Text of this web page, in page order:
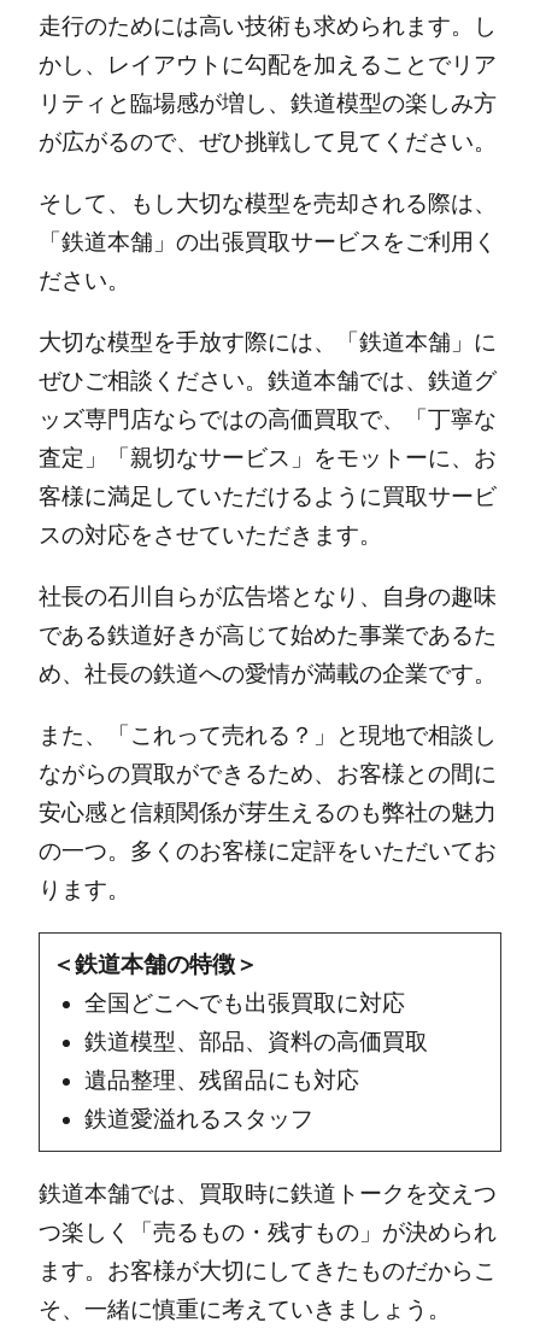
走行のためには高い技術も求められます。し
かし、レイアウトに勾配を加えることでリア
リティと臨場感が増し、鉄道模型の楽しみ方
が広がるので、ぜひ挑戦して見てください。
そして、もし大切な模型を売却される際は、
「鉄道本舗」の出張買取サービスをご利用く
ださい。
大切な模型を手放す際には、「鉄道本舗」に
ぜひご相談ください。鉄道本舗では、鉄道グ
ッズ専門店ならではの高価買取で、「丁寧な
査定」「親切なサービス」をモットーに、お
客様に満足していただけるように買取サービ
スの対応をさせていただきます。
社長の石川自らが広告塔となり、自身の趣味
である鉄道好きが高じて始めた事業であるた
め、社長の鉄道への愛情が満載の企業です。
また、「これって売れる？」と現地で相談し
ながらの買取ができるため、お客様との間に
安心感と信頼関係が芽生えるのも弊社の魅力
の一つ。多くのお客様に定評をいただいてお
ります。
＜鉄道本舗の特徴＞
全国どこへでも出張買取に対応
鉄道模型、部品、資料の高価買取
遺品整理、残留品にも対応
鉄道愛溢れるスタッフ
鉄道本舗では、買取時に鉄道トークを交えつ
つ楽しく「売るもの・残すもの」が決められ
ます。お客様が大切にしてきたものだからこ
そ、一緒に慎重に考えていきましょう。